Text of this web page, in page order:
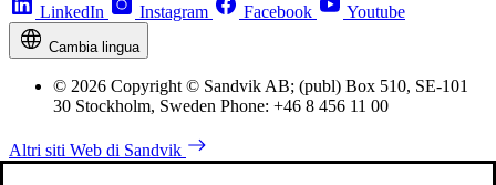
LinkedIn
Instagram Facebook Youtube
Cambia lingua
© 2026 Copyright © Sandvik AB; (publ) Box 510, SE-101
30 Stockholm, Sweden Phone: +46 8 456 11 00
Altri siti Web di Sandvik